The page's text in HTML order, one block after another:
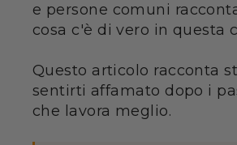
e persone comuni
cosa c'è di vero in questa
Questo articolo racconta
sentirti affamato dopo i
che lavora meglio.